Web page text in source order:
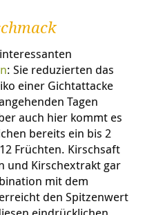
: Sie reduzierten das
einer Gichtattacke
Tagen
auch hier kommt es
bereits ein bis 2
Früchten. Kirschsaft
und Kirschextrakt gar
mit dem
den Spitzenwert